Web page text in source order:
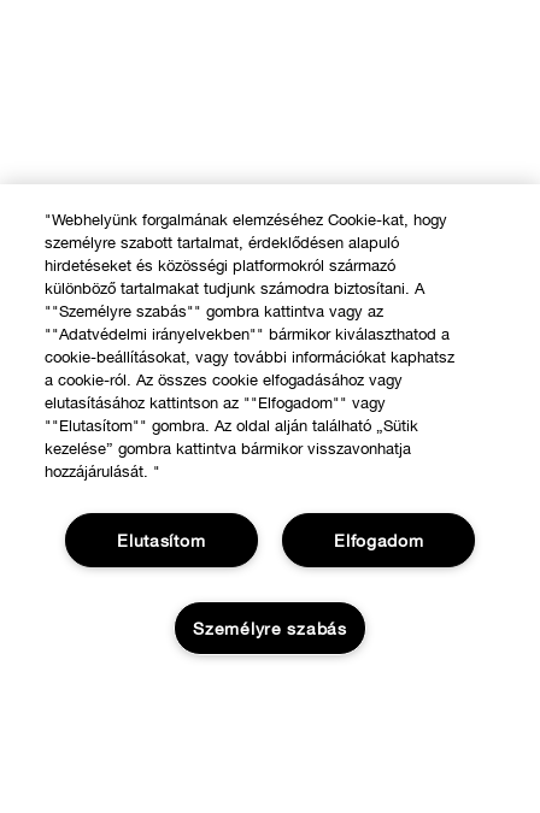
"Webhelyünk forgalmának elemzéséhez Cookie-kat, hogy
személyre szabott tartalmat, érdeklődésen alapuló
hirdetéseket és közösségi platformokról származó
különböző tartalmakat tudjunk számodra biztosítani. A
""Személyre szabás"" gombra kattintva vagy az
""Adatvédelmi irányelvekben"" bármikor kiválaszthatod a
cookie-beállításokat, vagy további információkat kaphatsz
a cookie-ról. Az összes cookie elfogadásához vagy
elutasításához kattintson az ""Elfogadom"" vagy
""Elutasítom"" gombra. Az oldal alján található „Sütik
kezelése” gombra kattintva bármikor visszavonhatja
hozzájárulását. "
Elfogadom
Elutasítom
Személyre szabás